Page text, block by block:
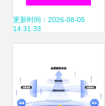
行系统厂商
更新时间：2026-08-05
14:31:33